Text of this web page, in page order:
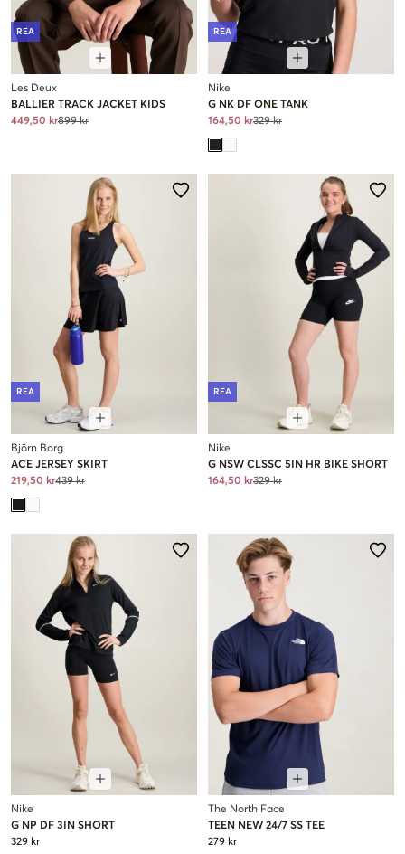
REA
Les Deux
BALLIER TRACK JACKET KIDS
449,50 kr899 kr
REA
Nike
G NK DF ONE TANK
164,50 kr329 kr
REA
Björn Borg
ACE JERSEY SKIRT
219,50 kr439 kr
REA
Nike
G NSW CLSSC 5IN HR BIKE SHORT
164,50 kr329 kr
Nike
G NP DF 3IN SHORT
329 kr
The North Face
TEEN NEW 24/7 SS TEE
279 kr